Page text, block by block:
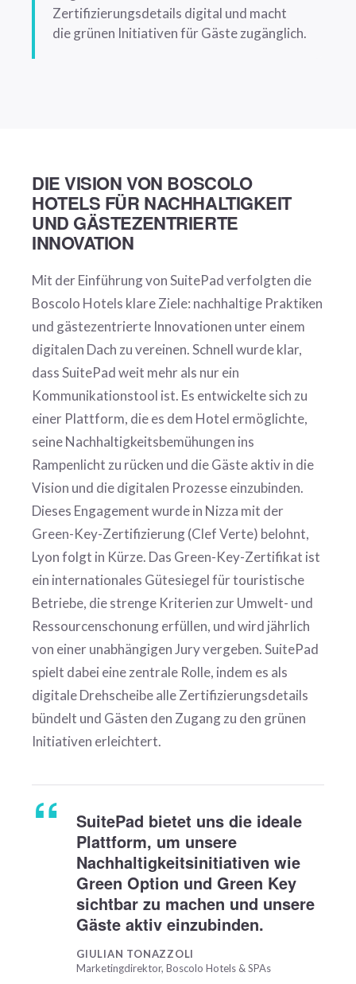
Zertifizierungsdetails digital und macht
die grünen Initiativen für Gäste zugänglich.
DIE VISION VON BOSCOLO
HOTELS FÜR NACHHALTIGKEIT
UND GÄSTEZENTRIERTE
INNOVATION
Mit der Einführung von SuitePad verfolgten die
Boscolo Hotels klare Ziele: nachhaltige Praktiken
und gästezentrierte Innovationen unter einem
digitalen Dach zu vereinen. Schnell wurde klar,
dass SuitePad weit mehr als nur ein
Kommunikationstool ist. Es entwickelte sich zu
einer Plattform, die es dem Hotel ermöglichte,
seine Nachhaltigkeitsbemühungen ins
Rampenlicht zu rücken und die Gäste aktiv in die
Vision und die digitalen Prozesse einzubinden.
Dieses Engagement wurde in Nizza mit der
Green-Key-Zertifizierung (Clef Verte) belohnt,
Lyon folgt in Kürze. Das Green-Key-Zertifikat ist
ein internationales Gütesiegel für touristische
Betriebe, die strenge Kriterien zur Umwelt- und
Ressourcenschonung erfüllen, und wird jährlich
von einer unabhängigen Jury vergeben. SuitePad
spielt dabei eine zentrale Rolle, indem es als
digitale Drehscheibe alle Zertifizierungsdetails
bündelt und Gästen den Zugang zu den grünen
Initiativen erleichtert.
SuitePad bietet uns die ideale
Plattform, um unsere
Nachhaltigkeitsinitiativen wie
Green Option und Green Key
sichtbar zu machen und unsere
Gäste aktiv einzubinden.
GIULIAN TONAZZOLI
Marketingdirektor, Boscolo Hotels & SPAs